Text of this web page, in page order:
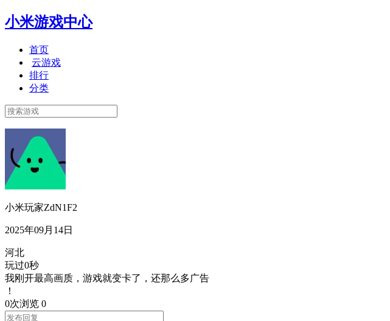
小米游戏中心
首页
云游戏
排行
分类
小米玩家ZdN1F2
2025年09月14日
河北
玩过0秒
我刚开最高画质，游戏就变卡了，还那么多广告
！
0次浏览 0